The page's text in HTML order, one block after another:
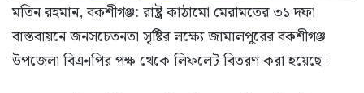
মতিন রহমান, বকশীগঞ্জ: রাষ্ট্র কাঠামো মেরামতের ৩১ দফা
বাস্তবায়নে জনসচেতনতা সৃষ্টির লক্ষ্যে জামালপুরের বকশীগঞ্জ
উপজেলা বিএনপির পক্ষ থেকে লিফলেট বিতরণ করা হয়েছে।